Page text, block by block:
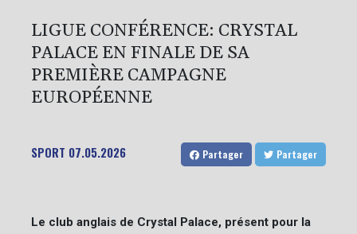
LIGUE CONFÉRENCE: CRYSTAL
PALACE EN FINALE DE SA
PREMIÈRE CAMPAGNE
EUROPÉENNE
SPORT 07.05.2026 Partager Partager
Le club anglais de Crystal Palace, présent pour la